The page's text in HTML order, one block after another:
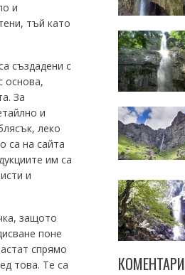
и
тъй като
създадени с
основа,
За
и
леко
са на сайта
им са
и
защото
поне
спрямо
това. Те са
КОМЕНТАРИ